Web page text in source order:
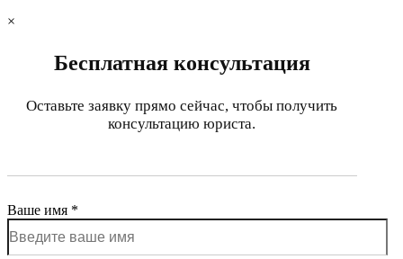
×
Бесплатная консультация
Оставьте заявку прямо сейчас, чтобы получить
консультацию юриста.
Ваше имя *